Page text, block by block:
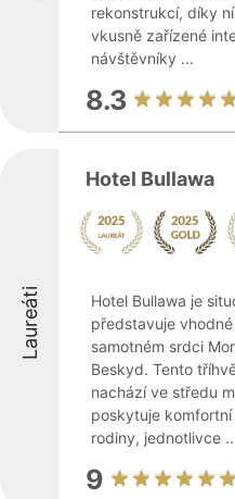
rekonstrukcí, díky
vkusně zařízené
návštěvníky ...
8.3
Laureáti
Hotel Bullawa
Hotel Bullawa je
představuje
samotném srdci
Beskyd. Tento
nachází ve středu
poskytuje
rodiny, jednotlivce
9